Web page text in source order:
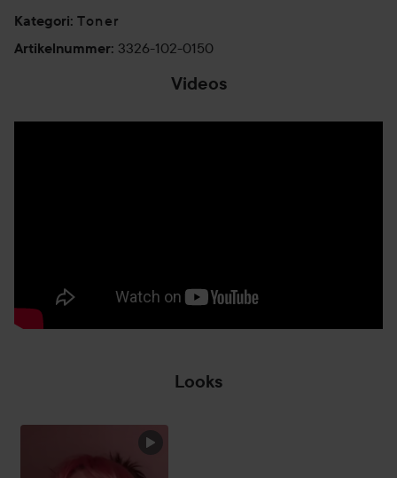
Applicera några droppar på en bomullsrondell eller direkt i
den i huden tills tonern absorberas."
150 ml
Kategori: Toner
Artikelnummer: 3326-102-0150
Videos
Looks